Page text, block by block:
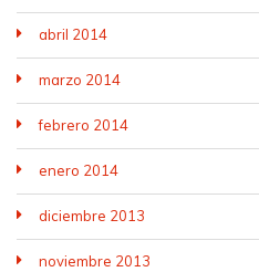
abril 2014
marzo 2014
febrero 2014
enero 2014
diciembre 2013
noviembre 2013